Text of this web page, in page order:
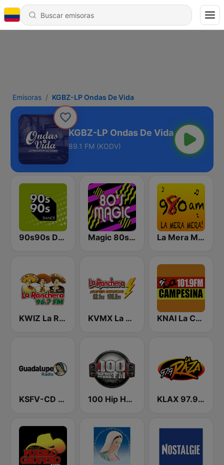
Emisoras KGBZ-LP Ondas De Vida
KGBZ-LP Ondas De Vida
89.1 FM (KODV)
90s90s Dance Magic 80s Florida La Mera Mera 980 AM
KWIZ La Ranchera 96.7 FM (US Only) KVMX La Ranchera KNAI La Campesina 101.9 FM
KSFV-CD Guadalupe Radio 100 Hip Hop and RNB FM KLAX 97.9 La Raza FM